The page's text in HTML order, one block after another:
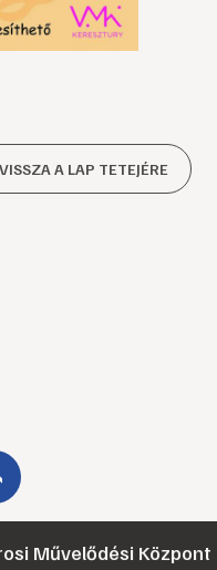
VISSZA A LAP TETEJÉRE
Művelődési Központ